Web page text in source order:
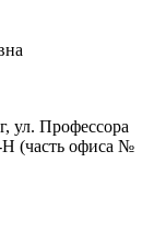
ул. Профессора
(часть офиса №